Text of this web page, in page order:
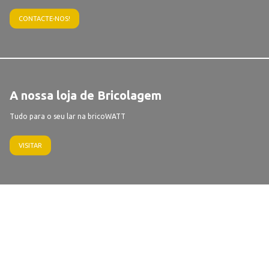
CONTACTE-NOS!
A nossa loja de Bricolagem
Tudo para o seu lar na bricoWATT
VISITAR